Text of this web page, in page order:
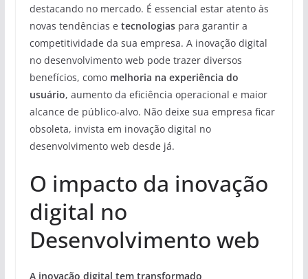
destacando no mercado. É essencial estar atento às
novas tendências e tecnologiaspara garantir a
competitividade da sua empresa. A inovação digital
no desenvolvimento web pode trazer diversos
benefícios, como melhoria na experiência do
usuário, aumento da eficiência operacional e maior
alcance de público-alvo. Não deixe sua empresa ficar
obsoleta, invista em inovação digital no
desenvolvimento web desde já.
O impacto da inovação
digital no
Desenvolvimento web
A inovação digital tem transformado